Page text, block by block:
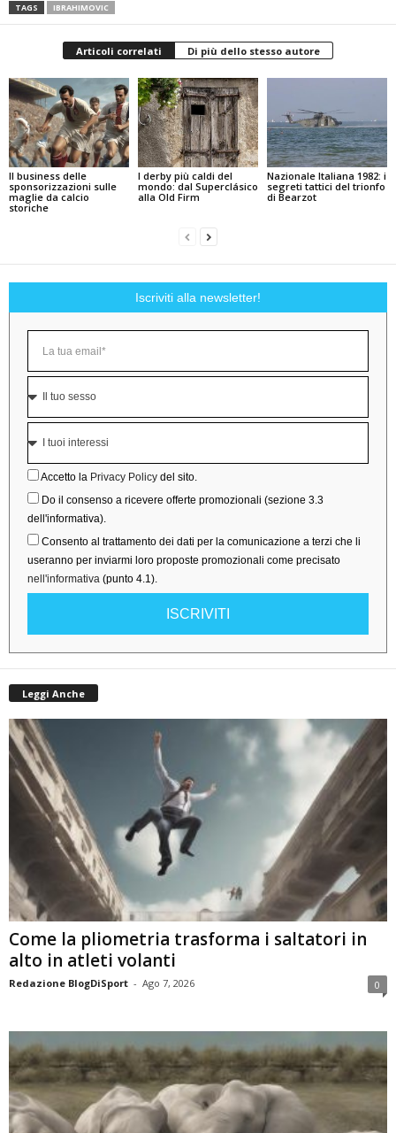
TAGS IBRAHIMOVIC
Articoli correlati Di più dello stesso autore
Il business delle
sponsorizzazioni sulle
maglie da calcio
storiche
I derby più caldi del
mondo: dal Superclásico
alla Old Firm
Nazionale Italiana 1982: i
segreti tattici del trionfo
di Bearzot
Iscriviti alla newsletter!
Accetto la Privacy Policy del sito.
Do il consenso a ricevere offerte promozionali (sezione 3.3
dell'informativa).
Consento al trattamento dei dati per la comunicazione a terzi che li
useranno per inviarmi loro proposte promozionali come precisato
nell'informativa (punto 4.1).
ISCRIVITI
Leggi Anche
Come la pliometria trasforma i saltatori in
alto in atleti volanti
Redazione BlogDiSport - Ago 7, 2026 0